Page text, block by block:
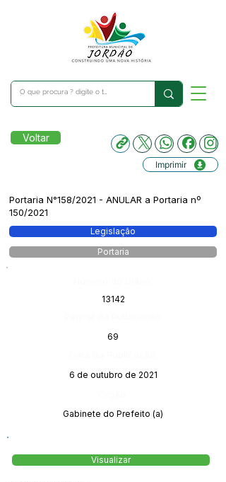
Voltar
Imprimir
Portaria N°158/2021 - ANULAR a Portaria nº
150/2021
Legislação
Portaria
13142
69
6 de outubro de 2021
Gabinete do Prefeito (a)
Visualizar